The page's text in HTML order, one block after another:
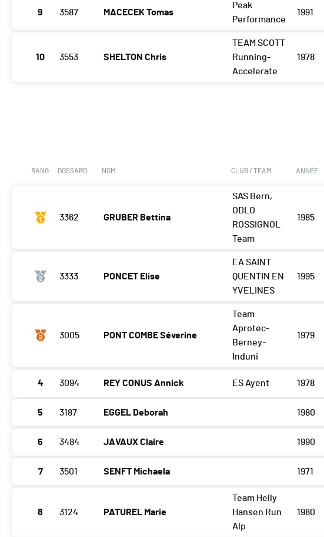
9 3587 MACECEK Tomas
Peak
Performance
1991
10 3553 SHELTON Chris
TEAM SCOTT
Running-
Accelerate
1978
RANG DOSSARD NOM CLUB / TEAM ANNÉE
3362 GRUBER Bettina
SAS Bern,
ODLO
ROSSIGNOL
Team
1985
3333 PONCET Elise
EA SAINT
QUENTIN EN
YVELINES
1995
3005 PONT COMBE Séverine
Team
Aprotec-
Berney-
Induni
1979
4 3094 REY CONUS Annick ES Ayent 1978
5 3187 EGGEL Deborah 1980
6 3484 JAVAUX Claire 1990
7 3501 SENFT Michaela 1971
8 3124 PATUREL Marie
Team Helly
Hansen Run
Alp
1980